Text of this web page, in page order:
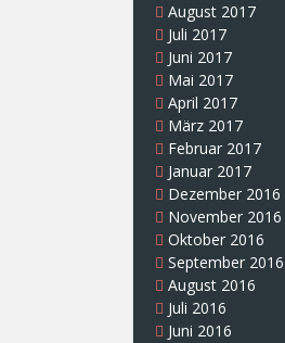
August 2017
Juli 2017
Juni 2017
Mai 2017
April 2017
März 2017
Februar 2017
Januar 2017
Dezember 2016
November 2016
Oktober 2016
September 2016
August 2016
Juli 2016
Juni 2016